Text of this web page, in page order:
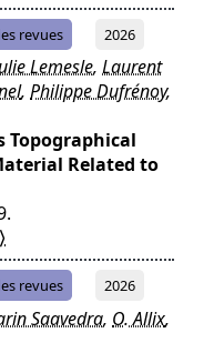
revues 2026
Lemesle, Laurent
, Philippe Dufrénoy,
Topographical
Related to
revues 2026
Saavedra, O. Allix,